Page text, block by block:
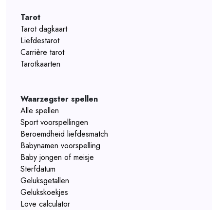
Tarot
Tarot dagkaart
Liefdestarot
Carrière tarot
Tarotkaarten
Waarzegster spellen
Alle spellen
Sport voorspellingen
Beroemdheid liefdesmatch
Babynamen voorspelling
Baby jongen of meisje
Sterfdatum
Geluksgetallen
Gelukskoekjes
Love calculator